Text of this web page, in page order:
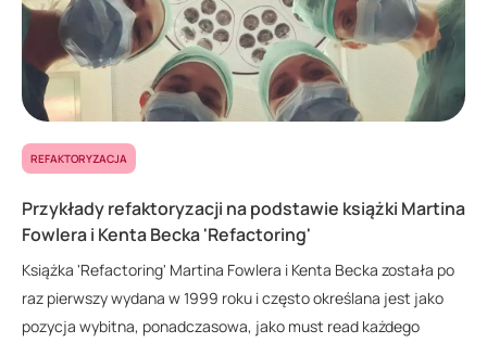
REFAKTORYZACJA
Przykłady refaktoryzacji na podstawie książki Martina
Fowlera i Kenta Becka 'Refactoring'
Książka 'Refactoring' Martina Fowlera i Kenta Becka została po
raz pierwszy wydana w 1999 roku i często określana jest jako
pozycja wybitna, ponadczasowa, jako must read każdego